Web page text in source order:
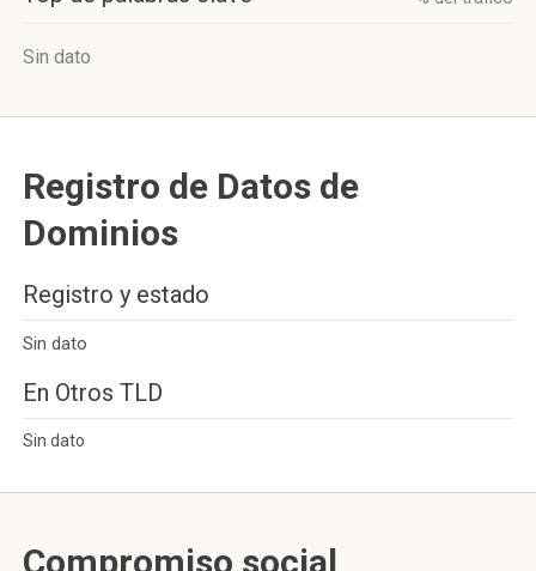
Sin dato
Registro de Datos de
Dominios
Registro y estado
Sin dato
En Otros TLD
Sin dato
Compromiso social